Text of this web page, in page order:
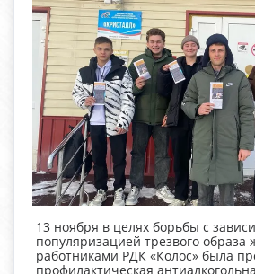
13 ноября в целях борьбы с
популяризацией трезвого образа
работниками РДК «Колос» была
профилактическая